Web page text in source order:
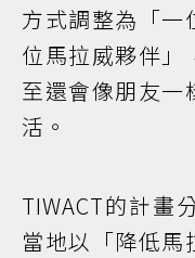
方式調整為「一
位馬拉威夥伴」
至還會像朋友一
活。
TIWACT的計畫
當地以「降低馬